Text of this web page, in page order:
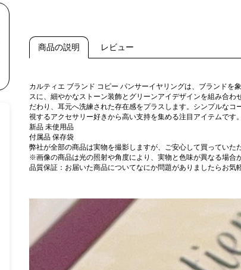
商品の説明 レビュー
カルティエ ブランド コピー パンサーイヤリングは、ブランド
スに、細やかなストーン装飾とグリーンアイデザインを組み合
だわり、耳元へ洗練された存在感をプラスします。シンプルな
視するアクセサリー好きから高い支持を集める注目アイテムです。
新品 未使用品
付属品 保存袋
弊社が全部の商品は実物を撮影しますが、ご安心して買っていた
※画像の商品は光の照射や角度により、実物と色味が異なる場合
品質保証：お届いた商品についてなにか問題がありましたらお気